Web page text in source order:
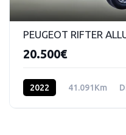
PEUGEOT RIFTER
20.500€
2022 41.091Km